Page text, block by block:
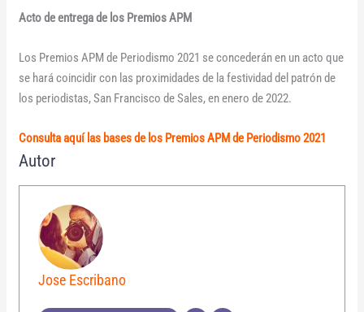
Acto de entrega de los Premios APM
Los Premios APM de Periodismo 2021 se concederán en un acto que
se hará coincidir con las proximidades de la festividad del patrón de
los periodistas, San Francisco de Sales, en enero de 2022.
Consulta aquí las bases de los Premios APM de Periodismo 2021
Autor
Jose Escribano